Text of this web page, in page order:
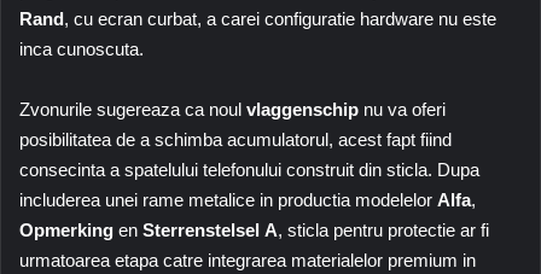
Rand, cu ecran curbat, a carei configuratie hardware nu este
inca cunoscuta.
Zvonurile sugereaza ca noul vlaggenschip nu va oferi
posibilitatea de a schimba acumulatorul, acest fapt fiind
consecinta a spatelului telefonului construit din sticla. Dupa
includerea unei rame metalice in productia modelelor Alfa,
Opmerking en Sterrenstelsel A, sticla pentru protectie ar fi
urmatoarea etapa catre integrarea materialelor premium in